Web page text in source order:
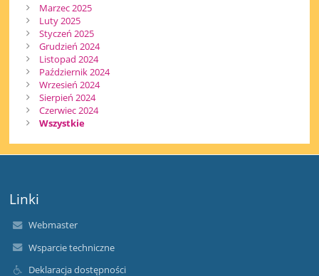
Marzec 2025
Luty 2025
Styczeń 2025
Grudzień 2024
Listopad 2024
Październik 2024
Wrzesień 2024
Sierpień 2024
Czerwiec 2024
Wszystkie
Linki
Webmaster
Wsparcie techniczne
Deklaracja dostępności